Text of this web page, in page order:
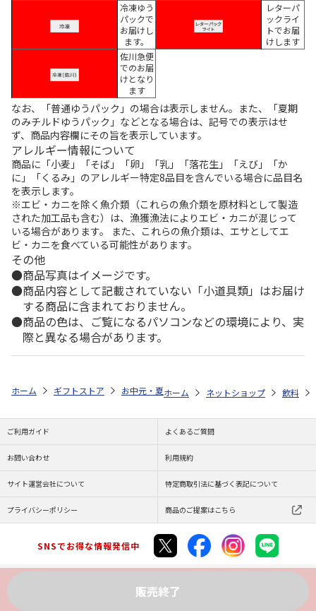
冷凍ゆう
パックで
お届けし
ます。
レターパ
ックライ
トでお届
けします
佐川急便
でのお届
けとなり
ます
なお、「普通ゆうパック」の場合は表示しません。また、「夏期
のみチルドゆうパック」などとなる場合は、記号での表示はせ
ず、商品内容欄にその旨を表示しています。
アレルギー情報について
商品に「小麦」「そば」「卵」「乳」「落花生」「えび」「か
に」「くるみ」のアレルギー特定8品目を含んでいる場合に品目名
を表示します。
※エビ・カニを除く魚介類（これらの魚介類を原材料として製造
された加工品も含む）は、漁獲漁法によりエビ・カニが混じって
いる場合があります。 また、これらの魚介類は、エサとしてエ
ビ・カニを食べている可能性があります。
その他
商品写真はイメージです。
商品内容として記載されていない「小道具類」はお届け
する商品に含まれておりません。
商品の色は、ご覧になるパソコンなどの環境により、実
際と異なる場合があります。
販売終了
ホーム ギフトストア お中元・夏ギフト特集 2026 ゆうゆうギフト
ホーム ネットショップ 飲料
ご利用ガイド よくあるご質問
お問い合わせ 利用規約
サイト運営会社について 特定商取引法に基づく表記について
プライバシーポリシー 商品のご提案はこちら
SNSでお得な情報発信中